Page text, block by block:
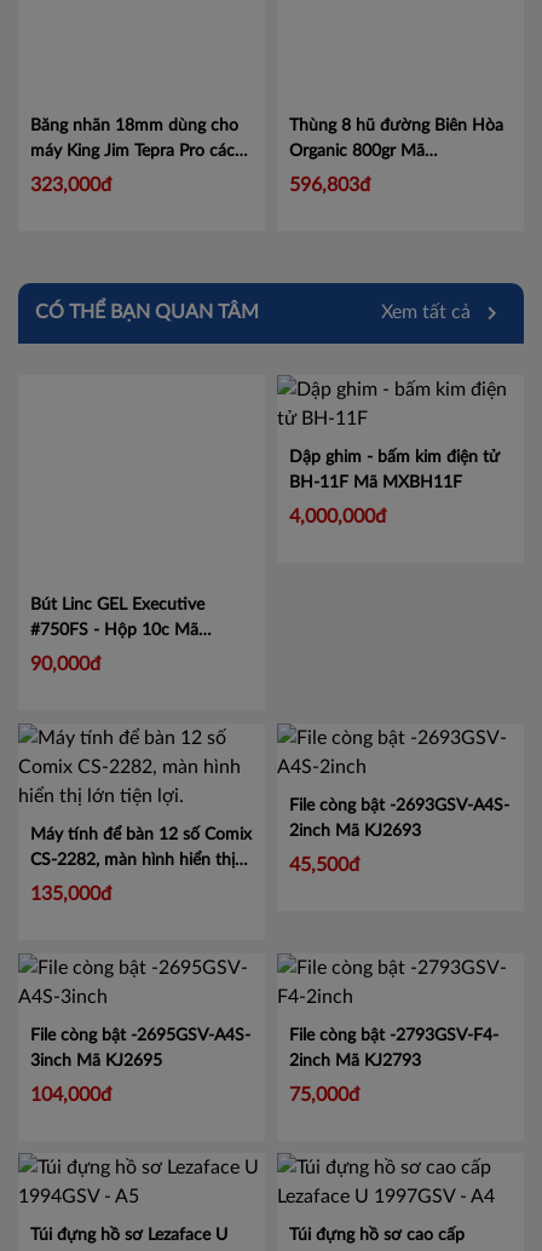
Băng nhãn 18mm dùng cho
máy King Jim Tepra Pro các
màu tùy chọn
323,000đ
Thùng 8 hũ đường Biên Hòa
Organic 800gr Mã
ĐBHQ800G
596,803đ
CÓ THỂ BẠN QUAN TÂM Xem tất cả
Bút Linc GEL Executive
#750FS - Hộp 10c Mã
LIN750
90,000đ
Máy tính để bàn 12 số Comix
CS-2282, màn hình hiển thị
lớn tiện lợi.
135,000đ
File còng bật -2693GSV-A4S-
2inch Mã KJ2693
45,500đ
File còng bật -2695GSV-A4S-
3inch Mã KJ2695
104,000đ
File còng bật -2793GSV-F4-
2inch Mã KJ2793
75,000đ
Túi đựng hồ sơ Lezaface U
Túi đựng hồ sơ cao cấp